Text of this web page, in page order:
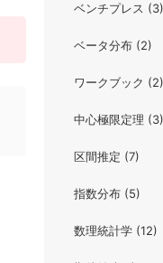
ベンチプレス (3)
ベータ分布 (2)
ワークブック (2)
中心極限定理 (3)
区間推定 (7)
指数分布 (5)
数理統計学 (12)